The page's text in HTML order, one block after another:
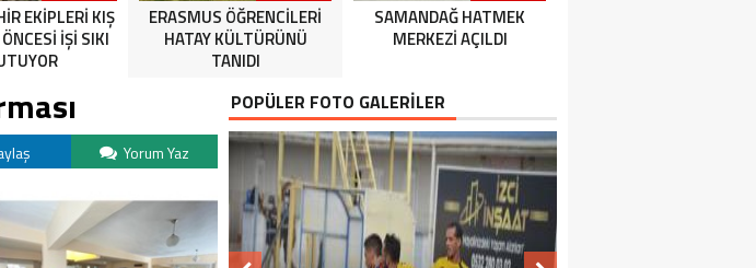
EKİPLERİ KIŞ
İŞİ SIKI
ERASMUS ÖĞRENCİLERİ
HATAY KÜLTÜRÜNÜ
TANIDI
SAMANDAĞ HATMEK
MERKEZİ AÇILDI
Yorum Yaz
POPÜLER FOTO GALERİLER